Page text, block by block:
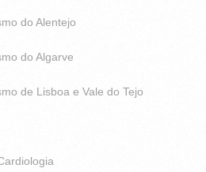
do Alentejo
do Algarve
de Lisboa e Vale do Tejo